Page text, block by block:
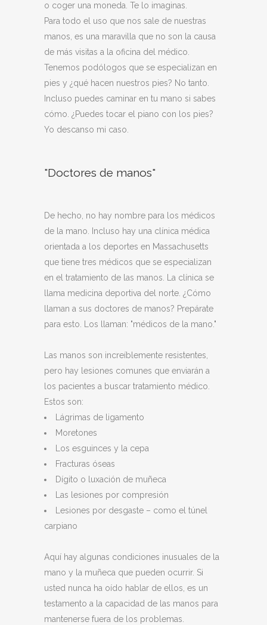
o coger una moneda. Te lo imaginas.
Para todo el uso que nos sale de nuestras
manos, es una maravilla que no son la causa
de más visitas a la oficina del médico.
Tenemos podólogos que se especializan en
pies y ¿qué hacen nuestros pies? No tanto.
Incluso puedes caminar en tu mano si sabes
cómo. ¿Puedes tocar el piano con los pies?
Yo descanso mi caso.
"Doctores de manos"
De hecho, no hay nombre para los médicos
de la mano. Incluso hay una clínica médica
orientada a los deportes en Massachusetts
que tiene tres médicos que se especializan
en el tratamiento de las manos. La clínica se
llama medicina deportiva del norte. ¿Cómo
llaman a sus doctores de manos? Prepárate
para esto. Los llaman: "médicos de la mano."
Las manos son increíblemente resistentes,
pero hay lesiones comunes que enviarán a
los pacientes a buscar tratamiento médico.
Estos son:
Lágrimas de ligamento
Moretones
Los esguinces y la cepa
Fracturas óseas
Dígito o luxación de muñeca
Las lesiones por compresión
Lesiones por desgaste – como el túnel
carpiano
Aquí hay algunas condiciones inusuales de la
mano y la muñeca que pueden ocurrir. Si
usted nunca ha oído hablar de ellos, es un
testamento a la capacidad de las manos para
mantenerse fuera de los problemas.